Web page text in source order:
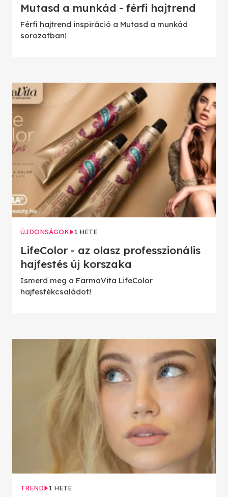
Mutasd a munkád - férfi hajtrend
Férfi hajtrend inspiráció a Mutasd a munkád
sorozatban!
ÚJDONSÁGOK 1 HETE
LifeColor - az olasz professzionális
hajfestés új korszaka
Ismerd meg a FarmaVita LifeColor
hajfestékcsaládot!
TREND 1 HETE